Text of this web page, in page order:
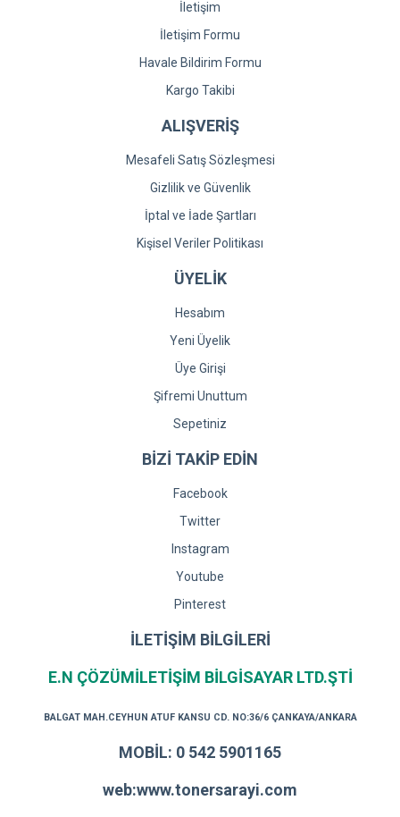
İletişim
İletişim Formu
Havale Bildirim Formu
Kargo Takibi
ALIŞVERİŞ
Mesafeli Satış Sözleşmesi
Gizlilik ve Güvenlik
İptal ve İade Şartları
Kişisel Veriler Politikası
ÜYELİK
Hesabım
Yeni Üyelik
Üye Girişi
Şifremi Unuttum
Sepetiniz
BİZİ TAKİP EDİN
Facebook
Twitter
Instagram
Youtube
Pinterest
İLETİŞİM BİLGİLERİ
E.N ÇÖZÜMİLETİŞİM BİLGİSAYAR LTD.ŞTİ
BALGAT MAH.CEYHUN ATUF KANSU CD. NO:36/6 ÇANKAYA/ANKARA
MOBİL: 0 542 5901165
web:www.tonersarayi.com